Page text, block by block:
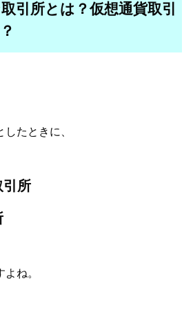
引所とは？仮想通貨取引
たときに、
引所
ね。